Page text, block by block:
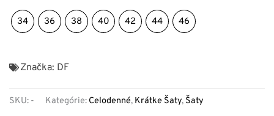
34 36 38 40 42 44 46
Značka: DF
SKU: - Kategórie: Celodenné, Krátke Šaty, Šaty